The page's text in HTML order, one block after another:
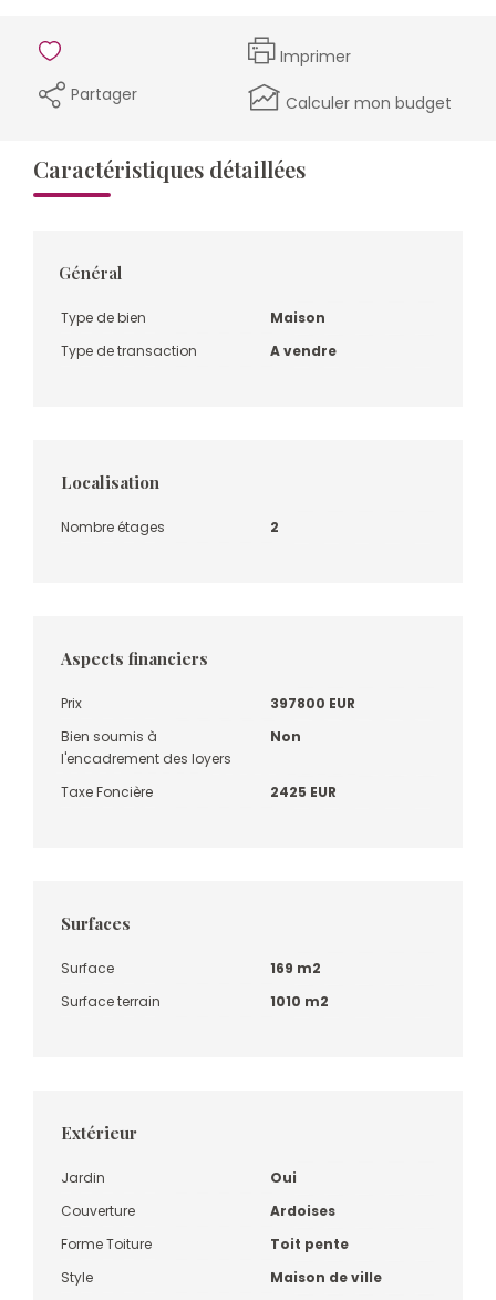
Imprimer
Partager
Calculer mon budget
Caractéristiques détaillées
Général
Type de bien
Maison
Type de transaction
A vendre
Localisation
Nombre étages 2
Aspects financiers
Prix
397800 EUR
Bien soumis à
l'encadrement des loyers
Non
Taxe Foncière 2425 EUR
Surfaces
Surface
169 m2
Surface terrain
1010 m2
Extérieur
Jardin
Oui
Couverture
Ardoises
Forme Toiture
Toit pente
Style
Maison de ville